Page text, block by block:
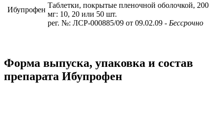
Ибупрофен
Таблетки, покрытые пленочной оболочкой, 200
мг: 10, 20 или 50 шт.
рег. №: ЛСР-000885/09 от 09.02.09 - Бессрочно
Форма выпуска, упаковка и состав
препарата Ибупрофен